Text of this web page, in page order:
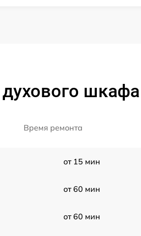
Время ремонта
от 15 мин
от 60 мин
от 60 мин